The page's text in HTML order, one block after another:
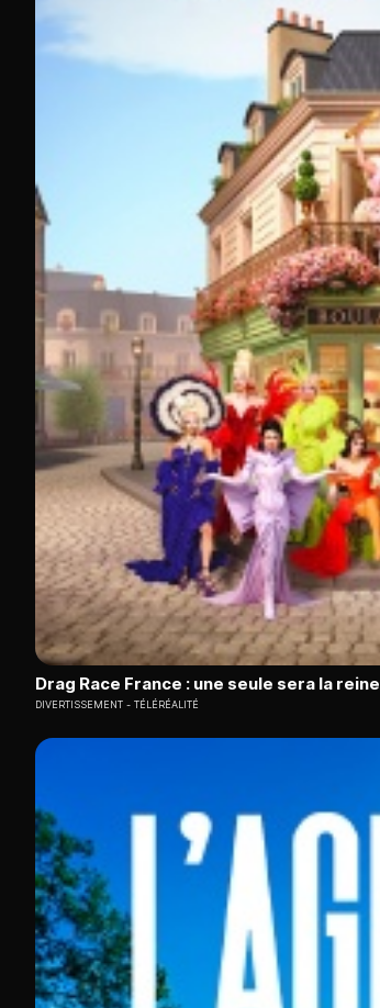
Drag Race France : une seule sera la reine
DIVERTISSEMENT TÉLÉRÉALITÉ